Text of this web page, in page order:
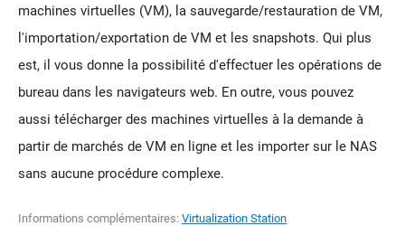
machines virtuelles (VM), la sauvegarde/restauration de VM,
l'importation/exportation de VM et les snapshots. Qui plus
est, il vous donne la possibilité d'effectuer les opérations de
bureau dans les navigateurs web. En outre, vous pouvez
aussi télécharger des machines virtuelles à la demande à
partir de marchés de VM en ligne et les importer sur le NAS
sans aucune procédure complexe.
Informations complémentaires: Virtualization Station